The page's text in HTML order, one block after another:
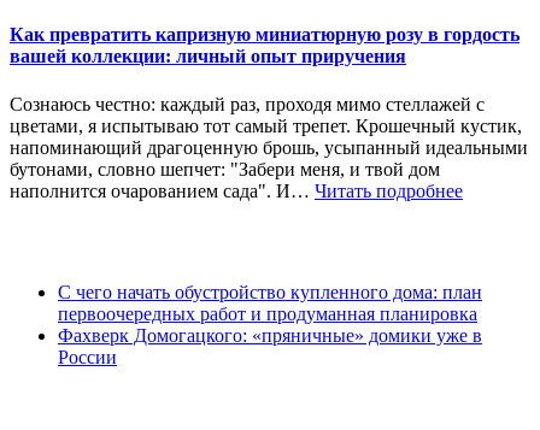
Как превратить капризную миниатюрную розу в гордость
вашей коллекции: личный опыт приручения
Сознаюсь честно: каждый раз, проходя мимо стеллажей с
цветами, я испытываю тот самый трепет. Крошечный кустик,
напоминающий драгоценную брошь, усыпанный идеальными
бутонами, словно шепчет: "Забери меня, и твой дом
наполнится очарованием сада". И… Читать подробнее
С чего начать обустройство купленного дома: план
первоочередных работ и продуманная планировка
Фахверк Домогацкого: «пряничные» домики уже в
России